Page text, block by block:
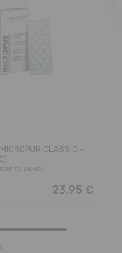
CLASSIC -
EN 24/48H
23,95 €